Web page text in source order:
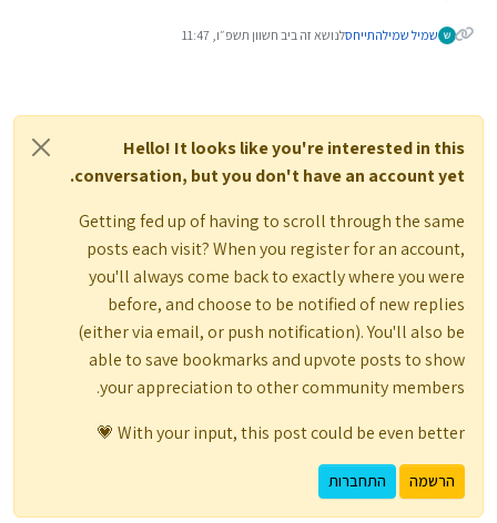
שמיל שמילהתייחסלנושא זה ביב חשוון תשפ״ו, 11:47
Hello! It looks like you're interested in this
conversation, but you don't have an account yet.
Getting fed up of having to scroll through the same
posts each visit? When you register for an account,
you'll always come back to exactly where you were
before, and choose to be notified of new replies
(either via email, or push notification). You'll also be
able to save bookmarks and upvote posts to show
your appreciation to other community members.
With your input, this post could be even better 💗
הרשמה התחברות